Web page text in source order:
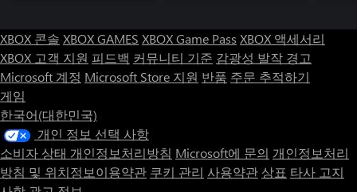
XBOX 콘솔 XBOX GAMES XBOX Game Pass XBOX 액세서리
XBOX 고객 지원 피드백 커뮤니티 기준 감광성 발작 경고
Microsoft 계정 Microsoft Store 지원 반품 주문 추적하기
게임
한국어(대한민국)
개인 정보 선택 사항
소비자 상태 개인정보처리방침 Microsoft에 문의 개인정보처리
방침 및 위치정보이용약관 쿠키 관리 사용약관 상표 타사 고지